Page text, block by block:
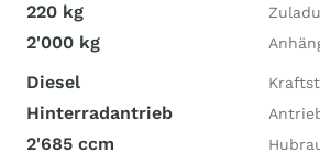
220 kg
2'000 kg
Diesel
Hinterradantrieb
2'685 ccm